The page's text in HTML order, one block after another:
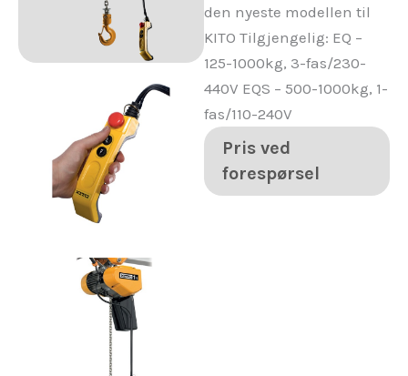
den nyeste modellen til
KITO Tilgjengelig: EQ –
125-1000kg, 3-fas/230-
440V EQS – 500-1000kg, 1-
fas/110-240V
Pris ved
forespørsel